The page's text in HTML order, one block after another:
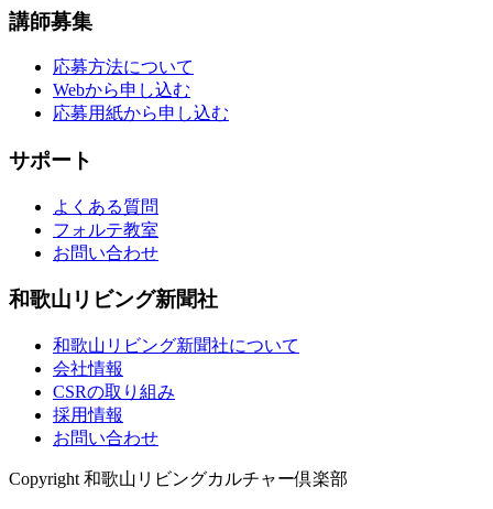
講師募集
応募方法について
Webから申し込む
応募用紙から申し込む
サポート
よくある質問
フォルテ教室
お問い合わせ
和歌山リビング新聞社
和歌山リビング新聞社について
会社情報
CSRの取り組み
採用情報
お問い合わせ
Copyright 和歌山リビングカルチャー倶楽部